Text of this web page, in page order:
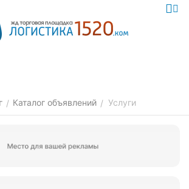
/ Каталог объявлений / Услуги